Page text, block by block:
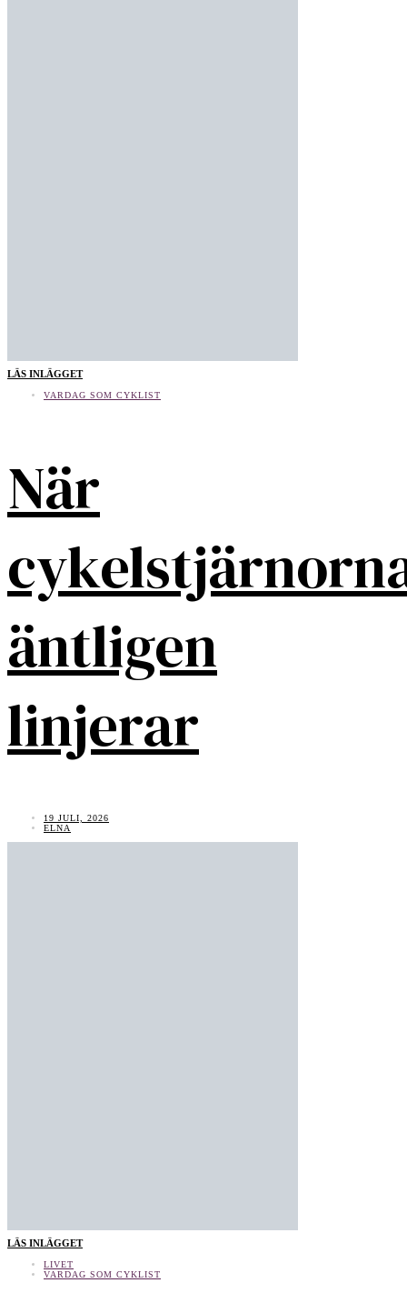
LÄS INLÄGGET
VARDAG SOM CYKLIST
När
äntligen
linjerar
19 JULI, 2026
ELNA
LÄS INLÄGGET
LIVET
VARDAG SOM CYKLIST